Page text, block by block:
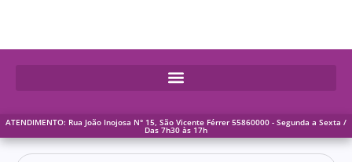
ATENDIMENTO: Rua João Inojosa N° 15, São Vicente Férrer 55860000 - Segunda a Sexta /
Das 7h30 às 17h